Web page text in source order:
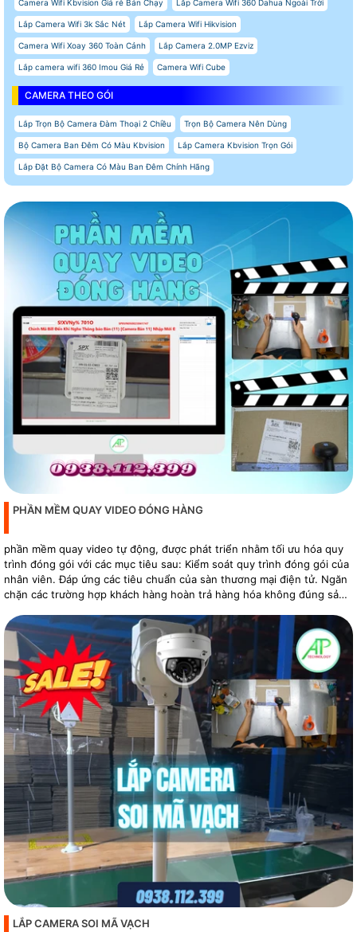
Camera Wifi Kbvision Giá rẻ Bán Chạy Lắp Camera Wifi 360 Dahua Ngoài Trời
Lắp Camera Wifi 3k Sắc Nét Lắp Camera Wifi Hikvision
Camera Wifi Xoay 360 Toàn Cảnh Lắp Camera 2.0MP Ezviz
Lắp camera wifi 360 Imou Giá Rẻ Camera Wifi Cube
CAMERA THEO GÓI
Lắp Trọn Bộ Camera Đàm Thoại 2 Chiều Trọn Bộ Camera Nên Dùng
Bộ Camera Ban Đêm Có Màu Kbvision Lắp Camera Kbvision Trọn Gói
Lắp Đặt Bộ Camera Có Màu Ban Đêm Chính Hãng
PHẦN MỀM QUAY VIDEO ĐÓNG HÀNG
phần mềm quay video tự động, được phát triển nhằm tối ưu hóa quy
trình đóng gói với các mục tiêu sau: Kiểm soát quy trình đóng gói của
nhân viên. Đáp ứng các tiêu chuẩn của sàn thương mại điện tử. Ngăn
chặn các trường hợp khách hàng hoàn trả hàng hóa không đúng sản
LẮP CAMERA SOI MÃ VẠCH